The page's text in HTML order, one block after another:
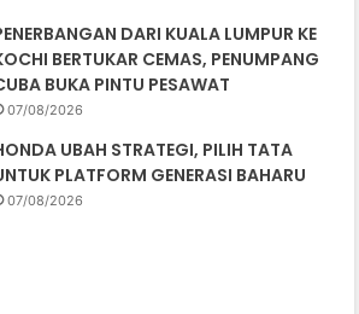
DARI KUALA LUMPUR KE
BERTUKAR CEMAS, PENUMPANG
BUKA PINTU PESAWAT
07/08/2026
UBAH STRATEGI, PILIH TATA
PLATFORM GENERASI BAHARU
07/08/2026